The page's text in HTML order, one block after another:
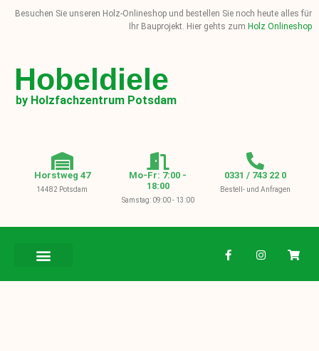
Besuchen Sie unseren Holz-Onlineshop und bestellen Sie noch heute alles für
Ihr Bauprojekt. Hier gehts zum Holz Onlineshop
Hobeldiele
by Holzfachzentrum Potsdam
Horstweg 47
14482 Potsdam
Mo-Fr: 7:00 -
18:00
Samstag: 09:00 - 13:00
0331 / 743 22 0
Bestell- und Anfragen